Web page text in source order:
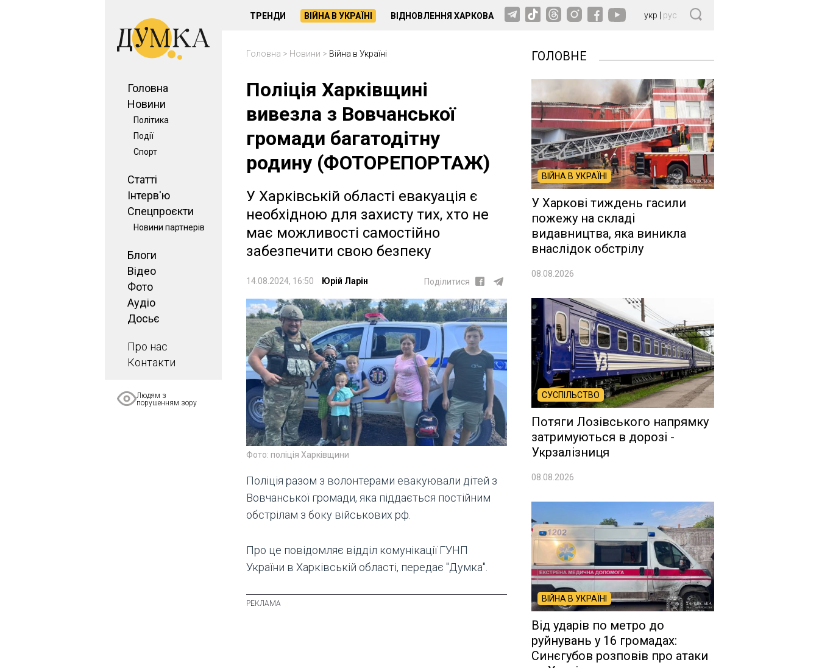
Головна
Новини
Політика
Події
Спорт
Статті
Інтерв'ю
Спецпроєкти
Новини партнерів
Блоги
Відео
Фото
Аудіо
Досьє
Про нас
Контакти
Людям з
порушенням зору
ТРЕНДИ ВІЙНА В УКРАЇНІ ВІДНОВЛЕННЯ ХАРКОВА укр рус
Головна > Новини > Війна в Україні
Поліція Харківщині
вивезла з Вовчанської
громади багатодітну
родину (ФОТОРЕПОРТАЖ)
У Харківській області евакуація є
необхідною для захисту тих, хто не
має можливості самостійно
забезпечити свою безпеку
14.08.2024, 16:50 Юрій Ларін Поділитися
Фото: поліція Харківщини
Поліція разом з волонтерами евакуювали дітей з
Вовчанської громади, яка піддається постійним
обстрілам з боку військових рф.
Про це повідомляє відділ комунікації ГУНП
України в Харківській області, передає "Думка".
ГОЛОВНЕ
ВІЙНА В УКРАЇНІ
У Харкові тиждень гасили
пожежу на складі
видавництва, яка виникла
внаслідок обстрілу
08.08.2026
СУСПІЛЬСТВО
Потяги Лозівського напрямку
затримуються в дорозі -
Укрзалізниця
08.08.2026
ВІЙНА В УКРАЇНІ
Від ударів по метро до
руйнувань у 16 громадах:
Синєгубов розповів про атаки